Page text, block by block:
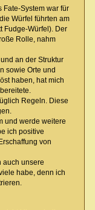
System war für
Würfel führten am
Fudge-Würfel). Der
Rolle, nahm
an der Struktur
sowie Orte und
haben, hat mich
Regeln. Diese
und werde weitere
ich positive
von
auch unsere
habe, denn ich